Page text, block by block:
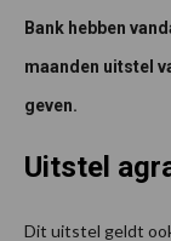
Bank hebben
maanden uitstel
geven.
Uitstel
Dit uitstel geldt